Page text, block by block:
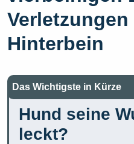
Verletzungen
Hinterbein
Das Wichtigste in Kürze
Hund seine
leckt?